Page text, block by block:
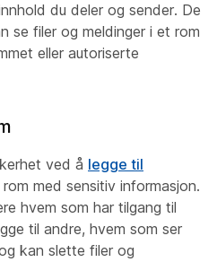
du deler og sender. De
se filer og meldinger i et rom
eller autoriserte
ved å legge til
med sensitiv informasjon.
hvem som har tilgang til
til andre, hvem som ser
kan slette filer og